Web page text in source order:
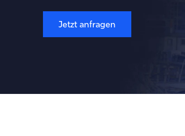
Jetzt anfragen